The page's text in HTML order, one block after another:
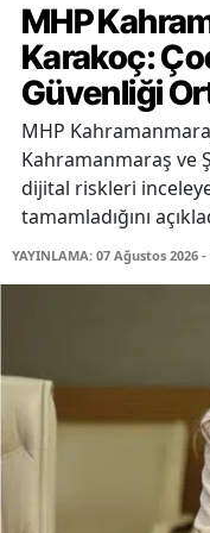
MHP
Karakoç:
Güvenliği
MHP
Kahramanmaraş ve
dijital riskleri
tamamladığını
YAYINLAMA: 07 Ağustos 2026 -